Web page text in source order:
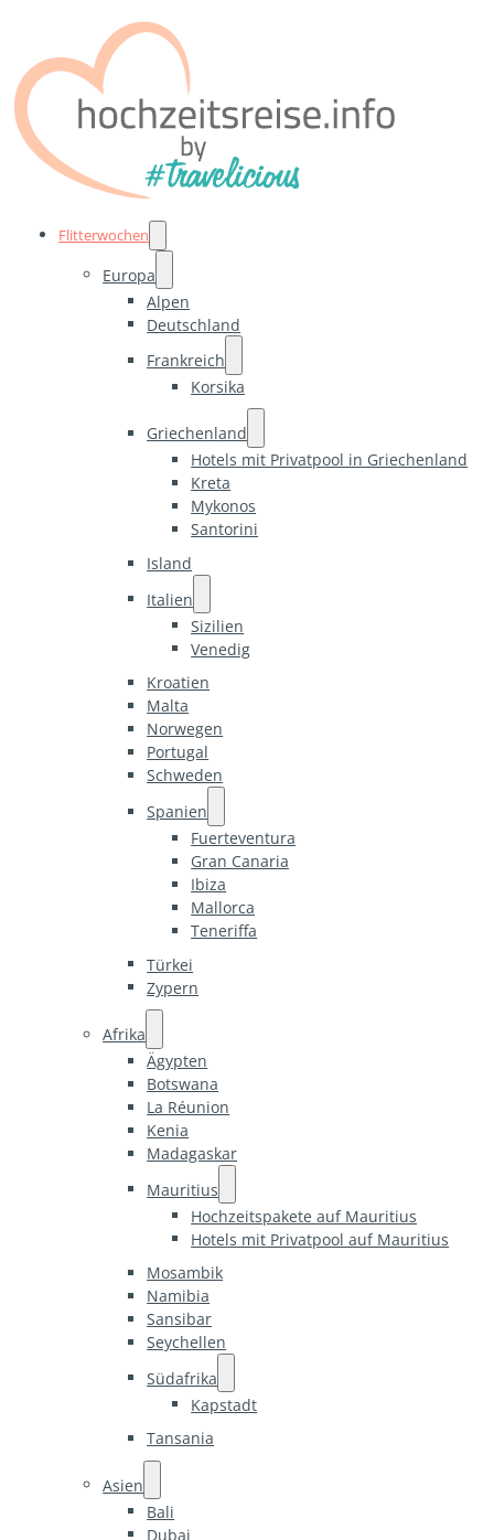
Flitterwochen
Europa
Alpen
Deutschland
Frankreich
Korsika
Griechenland
Hotels mit Privatpool in Griechenland
Kreta
Mykonos
Santorini
Island
Italien
Sizilien
Venedig
Kroatien
Malta
Norwegen
Portugal
Schweden
Spanien
Fuerteventura
Gran Canaria
Ibiza
Mallorca
Teneriffa
Türkei
Zypern
Afrika
Ägypten
Botswana
La Réunion
Kenia
Madagaskar
Mauritius
Hochzeitspakete auf Mauritius
Hotels mit Privatpool auf Mauritius
Mosambik
Namibia
Sansibar
Seychellen
Südafrika
Kapstadt
Tansania
Asien
Bali
Dubai